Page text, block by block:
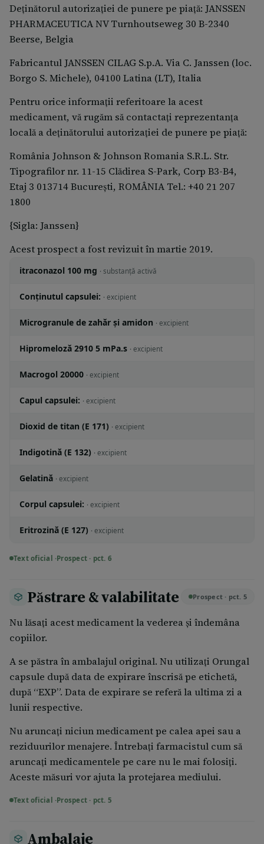
pierdere temporară sau permanentă a auzului.
Spuneţi medicului dumneavoastră dacă vederea vi
se înceţoşează sau dacă vedeţi dublu, dacă auziţi
ţiuituri în urechi, dacă pierdeţi capacitatea de
control a micţiunii sau urinaţi mai des decât de
obicei.
Deţinătorul autorizaţiei de punere pe piaţă: JANSSEN
PHARMACEUTICA NV Turnhoutseweg 30 B-2340
Beerse, Belgia
Fabricantul JANSSEN CILAG S.p.A. Via C. Janssen (loc.
Borgo S. Michele), 04100 Latina (LT), Italia
Pentru orice informații referitoare la acest
medicament, vă rugăm să contactați reprezentanța
locală a deținătorului autorizației de punere pe piață:
România Johnson & Johnson Romania S.R.L. Str.
Tipografilor nr. 11-15 Clădirea S-Park, Corp B3-B4,
Etaj 3 013714 București, ROMÂNIA Tel.: +40 21 207
1800
{Sigla: Janssen}
Acest prospect a fost revizuit în martie 2019.
itraconazol 100 mg · substanță activă
Conţinutul capsulei: · excipient
Microgranule de zahăr şi amidon · excipient
Hipromeloză 2910 5 mPa.s · excipient
Macrogol 20000 · excipient
Capul capsulei: · excipient
Dioxid de titan (E 171) · excipient
Indigotină (E 132) · excipient
Gelatină · excipient
Corpul capsulei: · excipient
Eritrozină (E 127) · excipient
Text oficial ·Prospect · pct. 6
Păstrare & valabilitate Prospect · pct. 5
Nu lăsaţi acest medicament la vederea şi îndemâna
copiilor.
A se păstra în ambalajul original. Nu utilizaţi Orungal
capsule după data de expirare înscrisă pe etichetă,
după “EXP”. Data de expirare se referă la ultima zi a
lunii respective.
Nu aruncaţi niciun medicament pe calea apei sau a
reziduurilor menajere. Întrebaţi farmacistul cum să
aruncaţi medicamentele pe care nu le mai folosiţi.
Aceste măsuri vor ajuta la protejarea mediului.
Text oficial ·Prospect · pct. 5
Ambalaje